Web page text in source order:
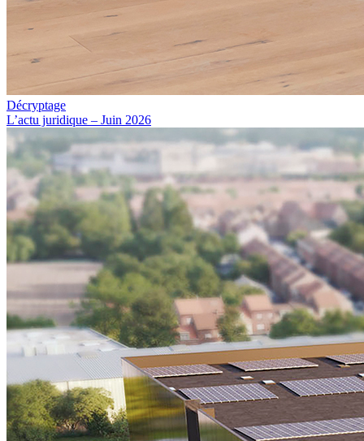
Décryptage
L’actu juridique – Juin 2026